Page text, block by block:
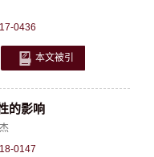
0436
本文被引
的影响
0147